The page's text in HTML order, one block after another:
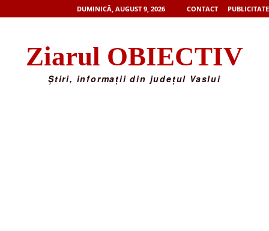
DUMINICĂ, AUGUST 9, 2026 CONTACT PUBLICITATE
Ziarul OBIECTIV
Știri, informații din județul Vaslui